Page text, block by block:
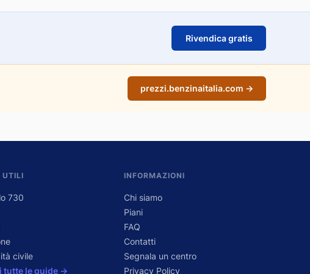
Rivendica gratis
prezzi.benzinaitalia.com →
UTILI
730
civile
tutte le guide →
INFORMAZIONI
Chi siamo
Piani
FAQ
Contatti
Segnala un centro
Privacy Policy